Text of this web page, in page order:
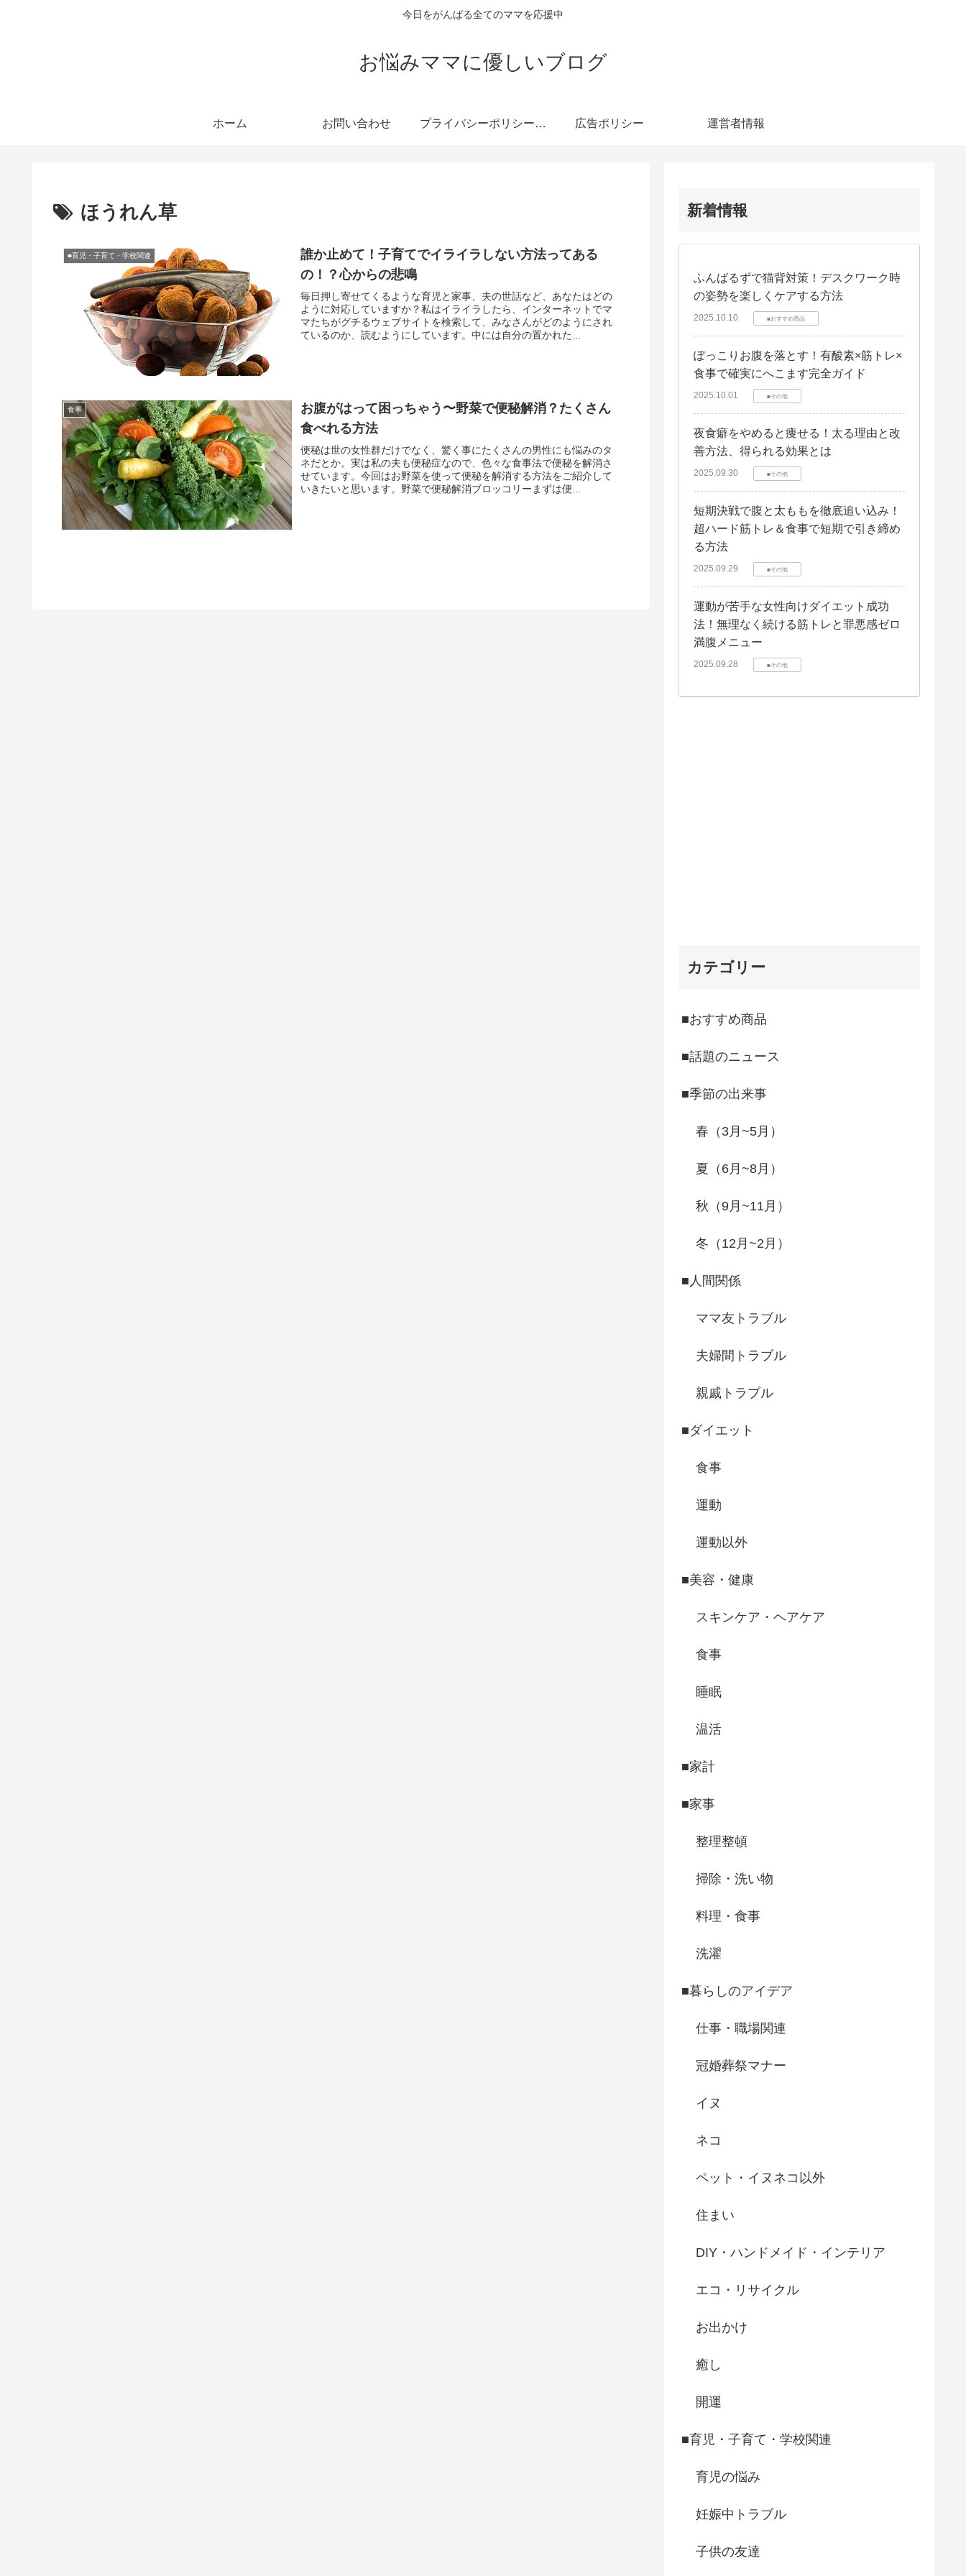
今日をがんばる全てのママを応援中
お悩みママに優しいブログ
ホーム お問い合わせ プライバシーポリシー・免責事項 広告ポリシー 運営者情報
ほうれん草
■育児・子育て・学校関連
誰か止めて！子育てでイライラしない方法ってある
の！？心からの悲鳴
毎日押し寄せてくるような育児と家事、夫の世話など、あなたはどの
ように対応していますか？私はイライラしたら、インターネットでマ
マたちがグチるウェブサイトを検索して、みなさんがどのようにされ
ているのか、読むようにしています。中には自分の置かれた...
食事
お腹がはって困っちゃう〜野菜で便秘解消？たくさん
食べれる方法
便秘は世の女性群だけでなく、驚く事にたくさんの男性にも悩みのタ
ネだとか。実は私の夫も便秘症なので、色々な食事法で便秘を解消さ
せています。今回はお野菜を使って便秘を解消する方法をご紹介して
いきたいと思います。野菜で便秘解消ブロッコリーまずは便...
新着情報
ふんばるずで猫背対策！デスクワーク時
の姿勢を楽しくケアする方法
2025.10.10 ■おすすめ商品
ぽっこりお腹を落とす！有酸素×筋トレ×
食事で確実にへこます完全ガイド
2025.10.01 ■その他
夜食癖をやめると痩せる！太る理由と改
善方法、得られる効果とは
2025.09.30 ■その他
短期決戦で腹と太ももを徹底追い込み！
超ハード筋トレ＆食事で短期で引き締め
る方法
2025.09.29 ■その他
運動が苦手な女性向けダイエット成功
法！無理なく続ける筋トレと罪悪感ゼロ
満腹メニュー
2025.09.28 ■その他
カテゴリー
■おすすめ商品
■話題のニュース
■季節の出来事
春（3月~5月）
夏（6月~8月）
秋（9月~11月）
冬（12月~2月）
■人間関係
ママ友トラブル
夫婦間トラブル
親戚トラブル
■ダイエット
食事
運動
運動以外
■美容・健康
スキンケア・ヘアケア
食事
睡眠
温活
■家計
■家事
整理整頓
掃除・洗い物
料理・食事
洗濯
■暮らしのアイデア
仕事・職場関連
冠婚葬祭マナー
イヌ
ネコ
ペット・イヌネコ以外
住まい
DIY・ハンドメイド・インテリア
エコ・リサイクル
お出かけ
癒し
開運
■育児・子育て・学校関連
育児の悩み
妊娠中トラブル
子供の友達